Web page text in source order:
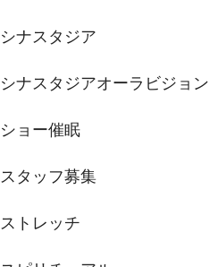
シナスタジア
シナスタジアオーラビジョン
ショー催眠
スタッフ募集
ストレッチ